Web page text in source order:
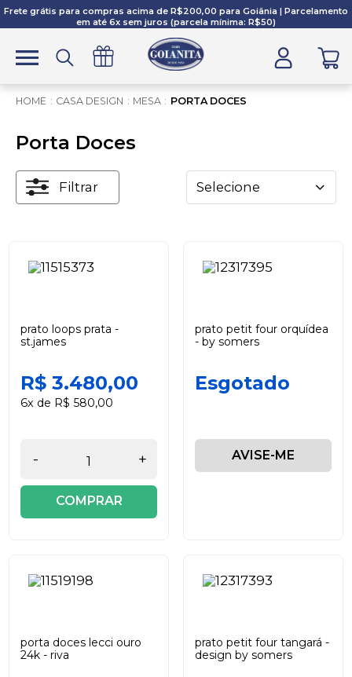
Frete grátis para compras acima de R$200,00 para Goiânia | Parcelamento
em até 6x sem juros (parcela mínima: R$50)
CASA DESIGN MESA PORTA DOCES
Porta Doces
Filtrar Selecione
prato loops prata -
st.james
R$ 3.480,00
6x de R$ 580,00
- +
COMPRAR
prato petit four orquídea
- by somers
Esgotado
AVISE-ME
porta doces lecci ouro
24k - riva
prato petit four tangará -
design by somers